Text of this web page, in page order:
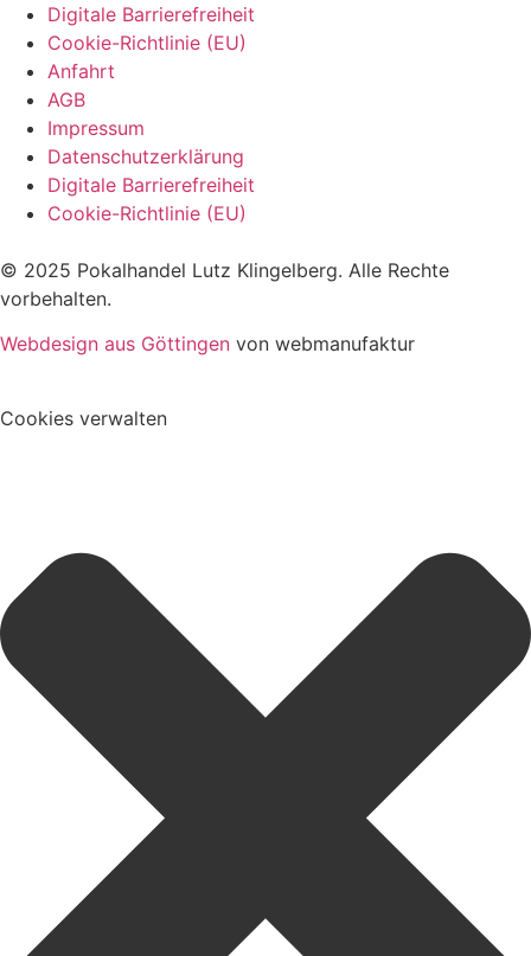
Digitale Barrierefreiheit
Cookie-Richtlinie (EU)
Anfahrt
AGB
Impressum
Datenschutzerklärung
Digitale Barrierefreiheit
Cookie-Richtlinie (EU)
© 2025 Pokalhandel Lutz Klingelberg. Alle Rechte
vorbehalten.
Webdesign aus Göttingen von webmanufaktur
Cookies verwalten